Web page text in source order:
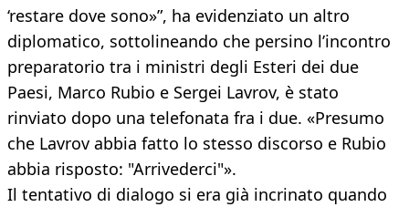
‘restare dove sono»”, ha evidenziato un altro
diplomatico, sottolineando che persino l’incontro
preparatorio tra i ministri degli Esteri dei due
Paesi, Marco Rubio e Sergei Lavrov, è stato
rinviato dopo una telefonata fra i due. «Presumo
che Lavrov abbia fatto lo stesso discorso e Rubio
abbia risposto: "Arrivederci"».
Il tentativo di dialogo si era già incrinato quando